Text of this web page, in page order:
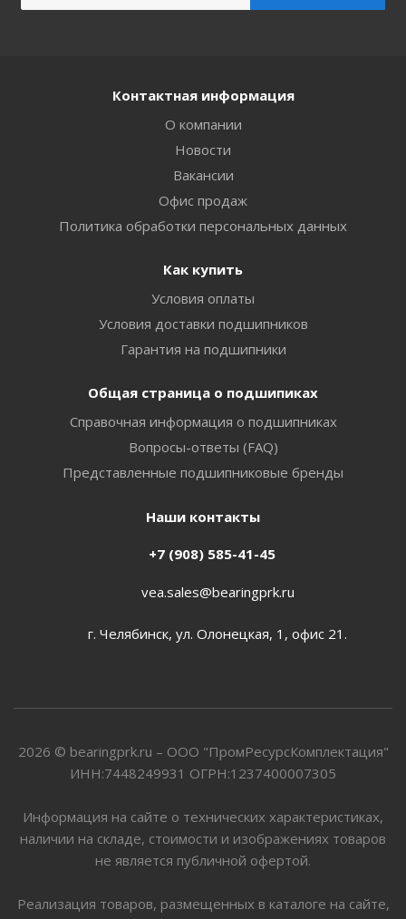
Контактная информация
О компании
Новости
Вакансии
Офис продаж
Политика обработки персональных данных
Как купить
Условия оплаты
Условия доставки подшипников
Гарантия на подшипники
Общая страница о подшипиках
Справочная информация о подшипниках
Вопросы-ответы (FAQ)
Представленные подшипниковые бренды
Наши контакты
+7 (908) 585-41-45
vea.sales@bearingprk.ru
г. Челябинск, ул. Олонецкая, 1, офис 21.
2026 © bearingprk.ru – ООО "ПромРесурсКомплектация"
ИНН:7448249931 ОГРН:1237400007305
Информация на сайте о технических характеристиках,
наличии на складе, стоимости и изображениях товаров
не является публичной офертой.
Реализация товаров, размещенных в каталоге на сайте,